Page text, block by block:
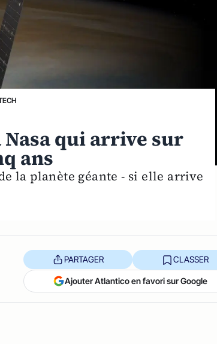
Nasa qui arrive sur
ans
la planète géante - si elle arrive
PARTAGER CLASSER
Ajouter Atlantico en favori sur Google